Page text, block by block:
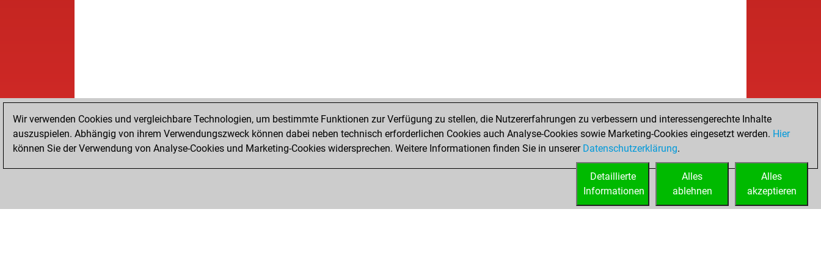
Wir verwenden Cookies und vergleichbare Technologien, um bestimmte Funktionen zur Verfügung zu stellen, die Nutzererfahrungen zu verbessern und interessengerechte Inhalte
auszuspielen. Abhängig von ihrem Verwendungszweck können dabei neben technisch erforderlichen Cookies auch Analyse-Cookies sowie Marketing-Cookies eingesetzt werden. Hier
können Sie der Verwendung von Analyse-Cookies und Marketing-Cookies widersprechen. Weitere Informationen finden Sie in unserer Datenschutzerklärung.
Alles
akzeptieren
Alles
ablehnen
Detaillierte
Informationen